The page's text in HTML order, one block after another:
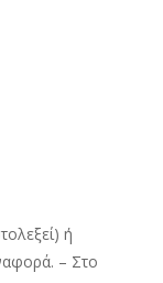
ή
– Στο